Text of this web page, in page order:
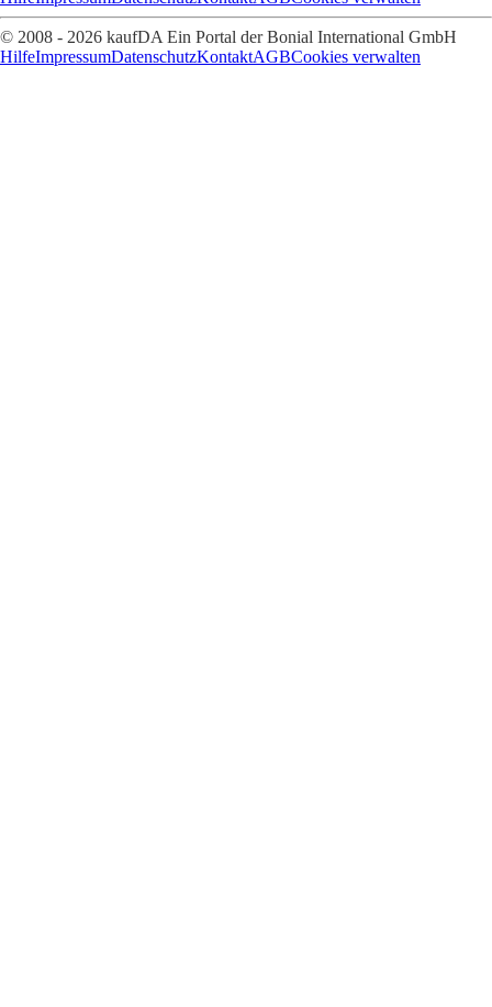
© 2008 - 2026 kaufDA Ein Portal der Bonial International GmbH
HilfeImpressumDatenschutzKontaktAGBCookies verwalten